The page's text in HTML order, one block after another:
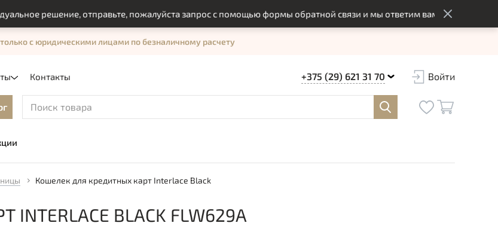
решение, отправьте, пожалуйста запрос с помощью формы обратной связи и мы ответим вам в оптимальный срок
Контакты
с юридическими лицами по безналичному расчету
+375 (29) 621 31 70 Войти
Кошелек для кредитных карт Interlace Black
BLACK FLW629A